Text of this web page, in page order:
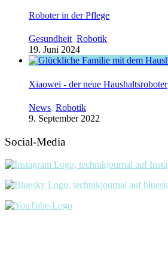
Roboter in der Pflege
Gesundheit, Robotik
19. Juni 2024
Xiaowei - der neue Haushaltsroboter
News, Robotik
9. September 2022
Social-Media